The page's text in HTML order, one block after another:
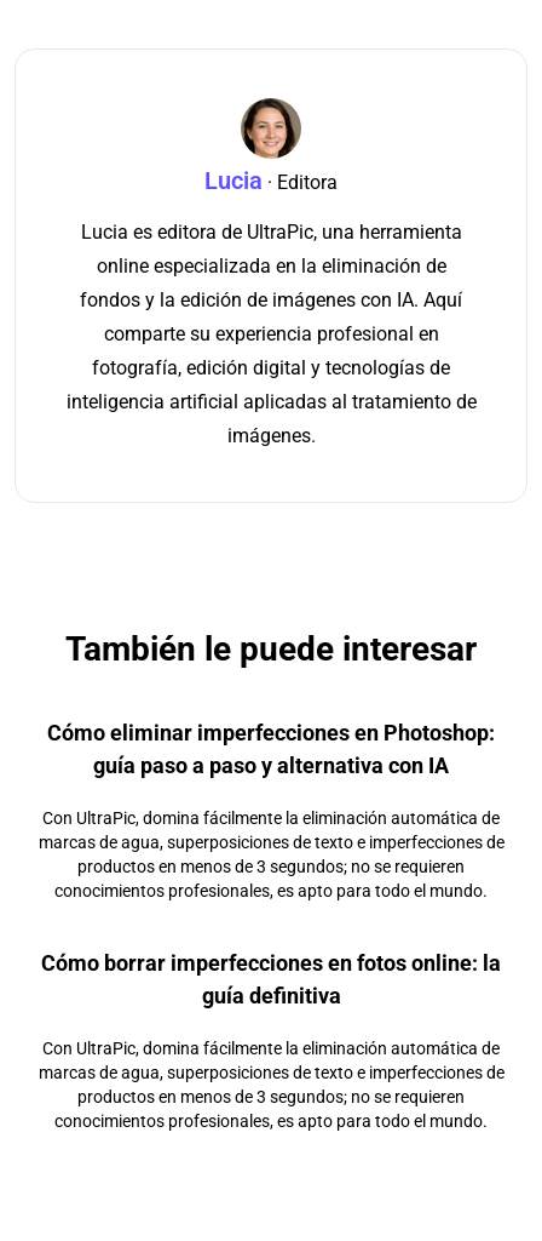
Lucia · Editora
Lucia es editora de UltraPic, una herramienta
online especializada en la eliminación de
fondos y la edición de imágenes con IA. Aquí
comparte su experiencia profesional en
fotografía, edición digital y tecnologías de
inteligencia artificial aplicadas al tratamiento de
imágenes.
También le puede interesar
Cómo eliminar imperfecciones en Photoshop:
guía paso a paso y alternativa con IA
Con UltraPic, domina fácilmente la eliminación automática de
marcas de agua, superposiciones de texto e imperfecciones de
productos en menos de 3 segundos; no se requieren
conocimientos profesionales, es apto para todo el mundo.
Cómo borrar imperfecciones en fotos online: la
guía definitiva
Con UltraPic, domina fácilmente la eliminación automática de
marcas de agua, superposiciones de texto e imperfecciones de
productos en menos de 3 segundos; no se requieren
conocimientos profesionales, es apto para todo el mundo.